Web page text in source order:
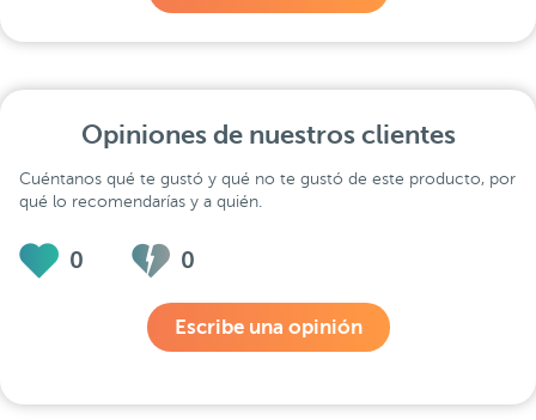
Opiniones de nuestros clientes
Cuéntanos qué te gustó y qué no te gustó de este producto, por
qué lo recomendarías y a quién.
0 0
Escribe una opinión